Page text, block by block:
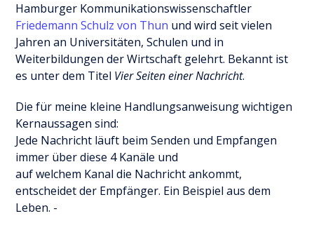
Hamburger Kommunikationswissenschaftler
Friedemann Schulz von Thun und wird seit vielen
Jahren an Universitäten, Schulen und in
Weiterbildungen der Wirtschaft gelehrt. Bekannt ist
es unter dem Titel Vier Seiten einer Nachricht.
Die für meine kleine Handlungsanweisung wichtigen
Kernaussagen sind:
Jede Nachricht läuft beim Senden und Empfangen
immer über diese 4 Kanäle und
auf welchem Kanal die Nachricht ankommt,
entscheidet der Empfänger. Ein Beispiel aus dem
Leben. -